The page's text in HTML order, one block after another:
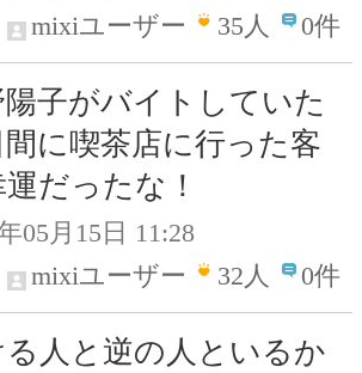
mixiユーザー
35人 0件
子がバイトしていた
間に喫茶店に行った客
だったな！
05月15日 11:28
mixiユーザー
32人 0件
る人と逆の人といるか